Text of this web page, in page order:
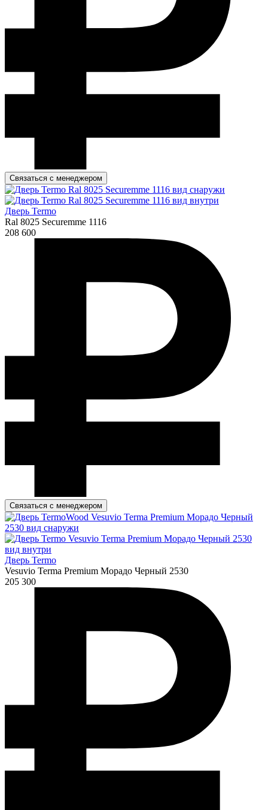
Связаться с менеджером
Дверь Termo
Ral 8025 Securemme 1116
208 600
Связаться с менеджером
Дверь Termo
Vesuvio Terma Premium Морадо Черный 2530
205 300